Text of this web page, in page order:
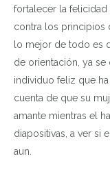
fortalecer la
contra los principios
lo mejor de todo es
de orientación, ya se
individuo feliz que
cuenta de que su
amante mientras el
diapositivas, a ver si
aun.